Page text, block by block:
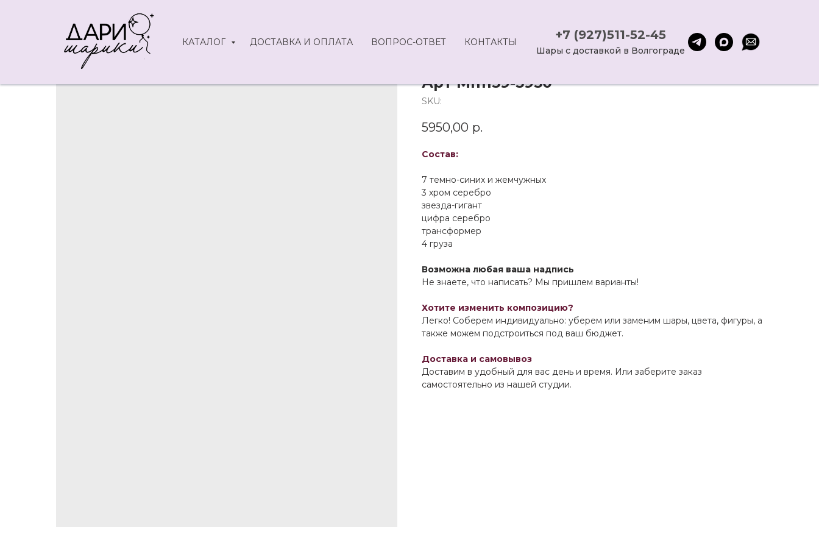
КАТАЛОГ ДОСТАВКА И ОПЛАТА ВОПРОС-ОТВЕТ КОНТАКТЫ +7 (927)511-52-45
Шары с доставкой в Волгограде
Арт Mm159-5950
SKU:
5950,00 р.
Состав:
7 темно-синих и жемчужных
3 хром серебро
звезда-гигант
цифра серебро
трансформер
4 груза
Возможна любая ваша надпись
Не знаете, что написать? Мы пришлем варианты!
Хотите изменить композицию?
Легко! Соберем индивидуально: уберем или заменим шары, цвета, фигуры, а
также можем подстроиться под ваш бюджет.
Доставка и самовывоз
Доставим в удобный для вас день и время. Или заберите заказ
самостоятельно из нашей студии.